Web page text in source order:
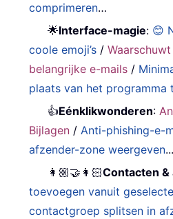
comprimeren…
🌟Interface-magie: 😊
coole emoji’s /
belangrijke e-mails /
plaats van het programma
👍Eénklikwonderen:
Bijlagen /Anti-phishing-e-
afzender-zone weergeven...
👩🏼‍🤝‍👩🏻Contacten &
toevoegen vanuit
contactgroep splitsen in